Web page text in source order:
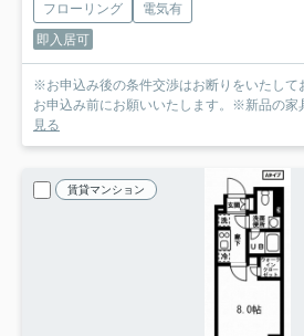
フローリング
電気有
即入居可
※お申込み後の条件交渉はお断りをいたして
お申込み前にお願いいたします。※新品の家
見る
賃貸マンション